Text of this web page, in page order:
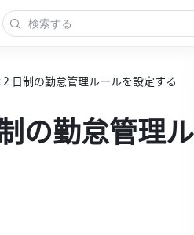
日制の勤怠管理ルールを設定する
の勤怠管理